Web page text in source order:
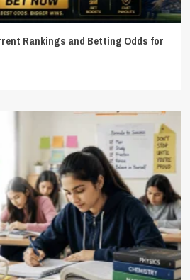
Rankings and Betting Odds for